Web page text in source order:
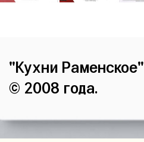
"Кухни Раменское"
© 2008 года.